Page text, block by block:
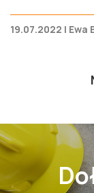
19.07.2022 | Ewa